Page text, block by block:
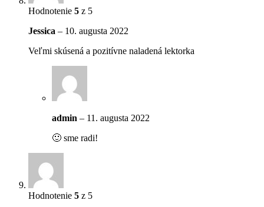
Hodnotenie 5 z 5
Jessica – 10. augusta 2022
Veľmi skúsená a pozitívne naladená lektorka
admin – 11. augusta 2022
🙂 sme radi!
Hodnotenie 5 z 5